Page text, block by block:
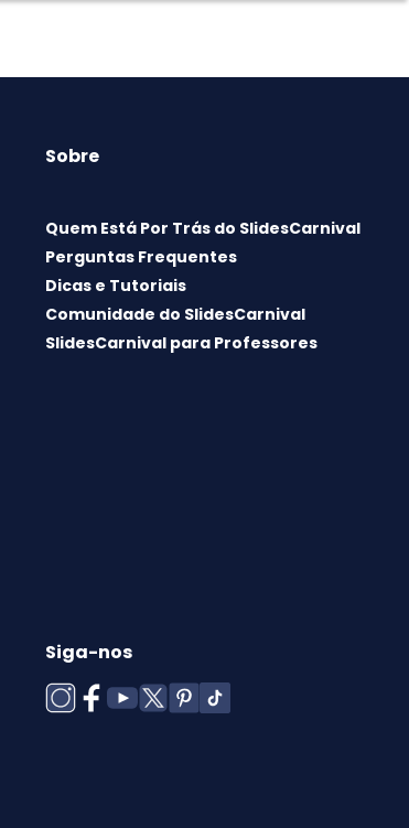
Sobre
Quem Está Por Trás do SlidesCarnival
Perguntas Frequentes
Dicas e Tutoriais
Comunidade do SlidesCarnival
SlidesCarnival para Professores
Siga-nos